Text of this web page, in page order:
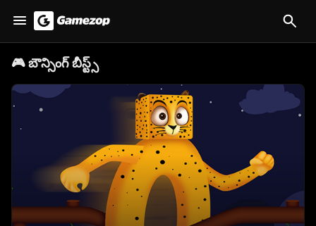
🎮బౌన్సింగ్ బీస్ట్స్